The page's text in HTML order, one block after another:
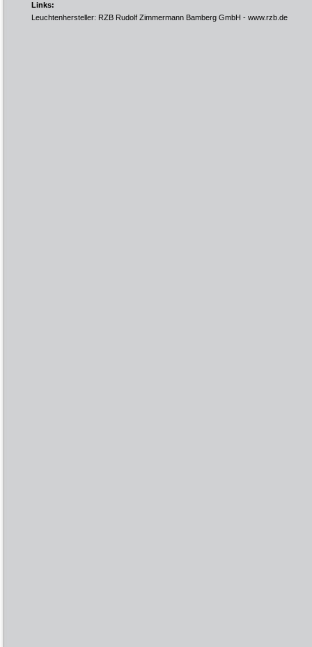
Links:
Leuchtenhersteller: RZB Rudolf Zimmermann Bamberg GmbH - www.rzb.de